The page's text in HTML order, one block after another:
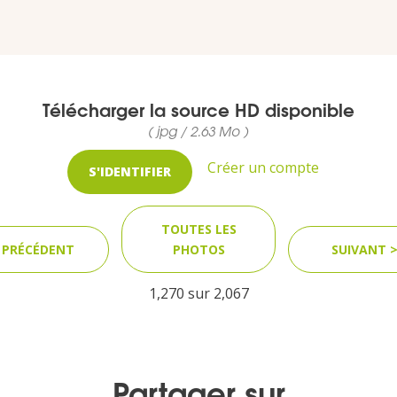
Télécharger la source HD disponible
( jpg / 2.63 Mo )
S'IDENTIFIER Créer un compte
TOUTES LES
PHOTOS
SUIVANT
1,270 sur 2,067